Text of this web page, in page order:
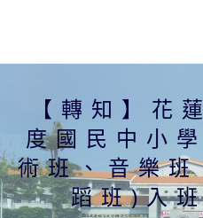
【轉知】花
度國民中小
術班、音樂
蹈班)入